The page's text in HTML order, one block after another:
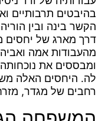
בהיבטים תרבותיים
הקשר בינה ובין
דרך מארג של יחסים
מהעבודות אמה
ומבססים את
לה. היחסים האלה
רחבים של מגדר,